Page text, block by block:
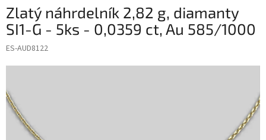
Zlatý náhrdelník 2,82 g, diamanty
SI1-G - 5ks - 0,0359 ct, Au 585/1000
ES-AUD8122